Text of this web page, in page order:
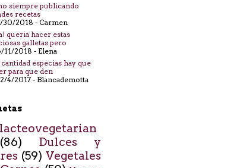
siempre publicando
recetas
30/2018 - Carmen
queria hacer estas
galletas pero
11/2018 - Elena
especias hay que
para que den
4/2017- Blancademotta
(86)
Dulces y
(59) Vegetales